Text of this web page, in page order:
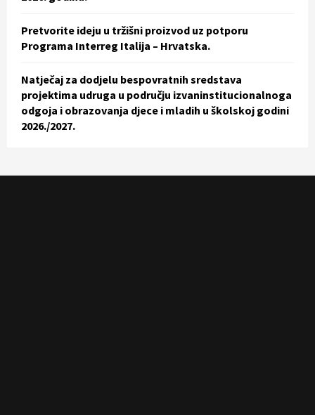
Pretvorite ideju u tržišni proizvod uz potporu
Programa Interreg Italija – Hrvatska.
Natječaj za dodjelu bespovratnih sredstava
projektima udruga u području izvaninstitucionalnoga
odgoja i obrazovanja djece i mladih u školskoj godini
2026./2027.